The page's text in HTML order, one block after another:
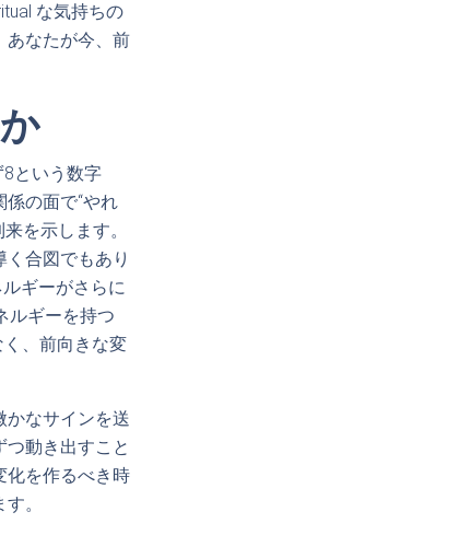
な気持ちの
あなたが今、前
という数字
の面で“やれ
を示します。
合図でもあり
ギーがさらに
ルギーを持つ
、前向きな変
かなサインを送
動き出すこと
化を作るべき時
。